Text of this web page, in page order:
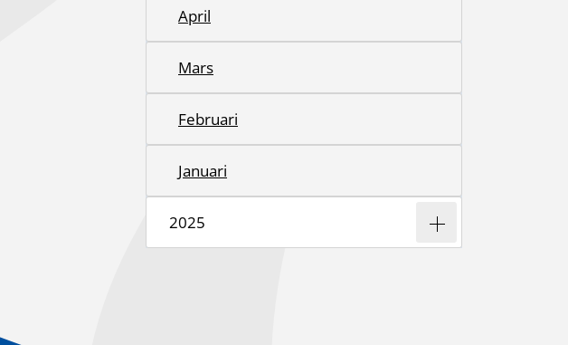
April
Mars
Februari
Januari
2025